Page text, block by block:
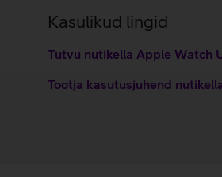
Kasulikud lingid
Tutvu nutikella Apple Watch
Tootja kasutusjuhend